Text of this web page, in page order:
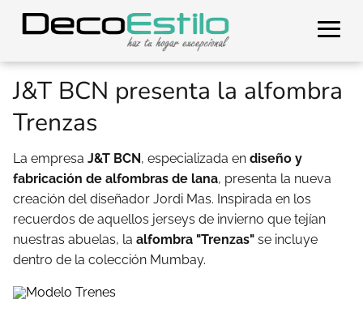
J&T BCN presenta la alfombra
Trenzas
La empresa J&T BCN, especializada en diseño y
fabricación de alfombras de lana, presenta la nueva
creación del diseñador Jordi Mas. Inspirada en los
recuerdos de aquellos jerseys de invierno que tejían
nuestras abuelas, la alfombra "Trenzas" se incluye
dentro de la colección Mumbay.